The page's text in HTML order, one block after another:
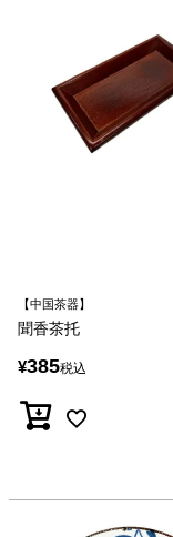
【中国茶器】
聞香茶托
¥385税込